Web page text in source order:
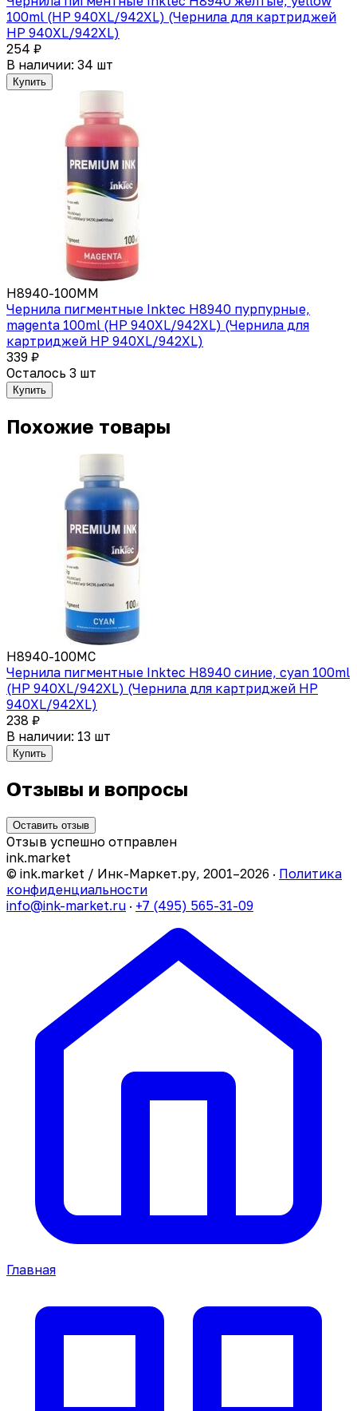
100ml (HP 940XL/942XL) (Чернила для картриджей
HP 940XL/942XL)
254 ₽
В наличии: 34 шт
Купить
H8940-100MM
Чернила пигментные Inktec H8940 пурпурные,
magenta 100ml (HP 940XL/942XL) (Чернила для
картриджей HP 940XL/942XL)
339 ₽
Осталось 3 шт
Купить
Похожие товары
H8940-100MC
Чернила пигментные Inktec H8940 синие, cyan 100ml
(HP 940XL/942XL) (Чернила для картриджей HP
940XL/942XL)
238 ₽
В наличии: 13 шт
Купить
Отзывы и вопросы
Оставить отзыв
Отзыв успешно отправлен
ink.market
© ink.market / Инк-Маркет.ру, 2001–2026 · Политика
конфиденциальности
info@ink-market.ru · +7 (495) 565-31-09
Главная